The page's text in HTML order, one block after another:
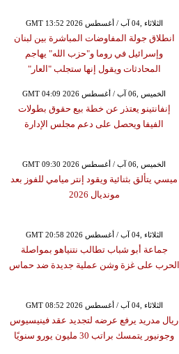
GMT 13:52 2026 الثلاثاء ,04 آب / أغسطس
انطلاق جولة المفاوضات المباشرة بين لبنان
وإسرائيل في روما و"حزب الله" يهاجم
المحادثات ويقول إنها ستجلب "العار"
GMT 04:09 2026 الخميس ,06 آب / أغسطس
إنفانتينو يعتذر عن خطة بيع حقوق بطولات
الفيفا ويحصل على دعم مجلس الإدارة
GMT 09:30 2026 الخميس ,06 آب / أغسطس
ميسي يتألق بثنائية ويقود إنتر ميامي للفوز بعد
مونديال 2026
GMT 20:58 2026 الثلاثاء ,04 آب / أغسطس
جماعة أبو شباب تطالب نتنياهو بمواصلة
الحرب على غزة وشن عملية جديدة ضد حماس
GMT 08:52 2026 الثلاثاء ,04 آب / أغسطس
ريال مدريد يرفع عرضه لتجديد عقد فينيسيوس
وجونيور يتمسك براتب 30 مليون يورو سنويًا